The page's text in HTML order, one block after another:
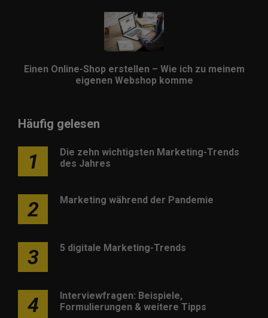
Einen Online-Shop erstellen – Wie ich zu meinem
eigenen Webshop komme
Häufig gelesen
1
Die zehn wichtigsten Marketing-Trends
des Jahres
2 Marketing während der Pandemie
3 5 digitale Marketing-Trends
4
Interviewfragen: Beispiele,
Formulierungen & weitere Tipps